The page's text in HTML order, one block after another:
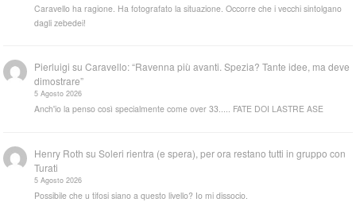
Caravello ha ragione. Ha fotografato la situazione. Occorre che i vecchi sintolgano
dagli zebedei!
Pierluigi suCaravello: “Ravenna più avanti. Spezia? Tante idee, ma deve
dimostrare”
5 Agosto 2026
Anch'io la penso così specialmente come over 33..... FATE DOI LASTRE ASE
Henry Roth suSoleri rientra (e spera), per ora restano tutti in gruppo con
Turati
5 Agosto 2026
Possibile che u tifosi siano a questo livello? Io mi dissocio.